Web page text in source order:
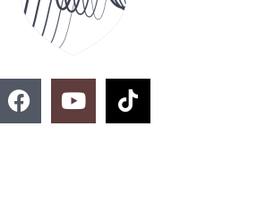
F
a
c
Y
o
u
T
i
k